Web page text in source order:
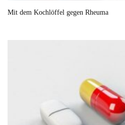
Mit dem Kochlöffel gegen Rheuma